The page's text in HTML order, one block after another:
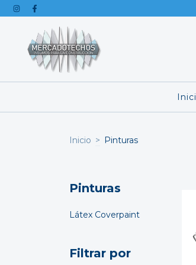
con transferencia o efectivo
Inicio > Pinturas
Pinturas
Látex Coverpaint
Filtrar por